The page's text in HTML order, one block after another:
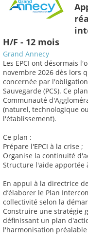
H/F - 12 mois
Grand Annecy
Les EPCI ont désormais
novembre 2026 dès lors
concernée par
Sauvegarde (PCS). Ce
Communauté
(naturel, technologique
l'établissement).
Ce plan :
Prépare l'EPCI à la crise ;
Organise la continuité
Structure l'aide apportée
En appui à la directrice
d’élaborer le Plan
collectivité selon la
Construire une stratégie
définissant un plan
l'harmonisation